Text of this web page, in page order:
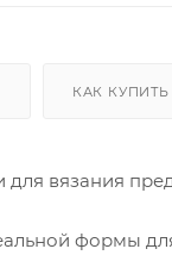
КАК КУПИТЬ
вязания
формы